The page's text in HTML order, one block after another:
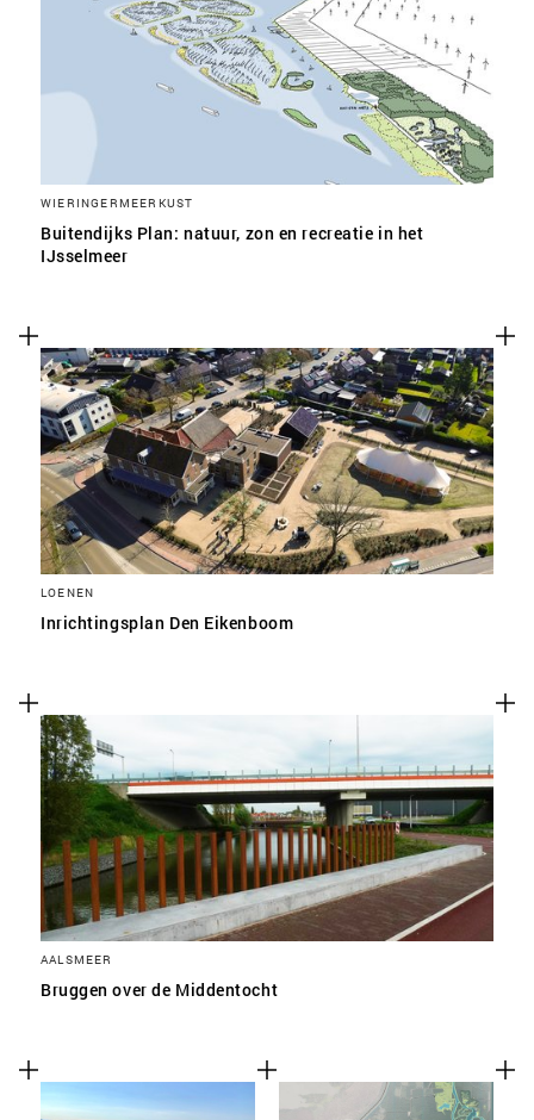
WIERINGERMEERKUST
Buitendijks Plan: natuur, zon en recreatie in het
IJsselmeer
LOENEN
Inrichtingsplan Den Eikenboom
AALSMEER
Bruggen over de Middentocht